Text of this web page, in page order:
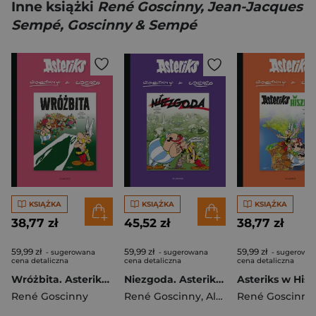
Inne książki René Goscinny, Jean-Jacques
Sempé, Goscinny & Sempé
KSIĄŻKA
38,77 zł
59,99 zł - sugerowana
cena detaliczna
Wróżbita. Asteriks. Tom 19
René Goscinny
KSIĄŻKA
45,52 zł
59,99 zł - sugerowana
cena detaliczna
Niezgoda. Asteriks. Tom 15
René Goscinny, Albert Uderzo
KSIĄŻKA
38,77 zł
59,99 zł -
cena detaliczna
René Goscinny